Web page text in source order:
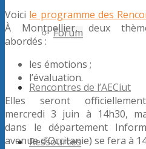
Forum
Rencontres de l’AECiut
Ressources
Voici le programme des
À Montpellier, deux
abordés :
les émotions ;
l’évaluation.
Elles seront
mercredi 3 juin à 14h30,
dans le département
avenue d’Occitanie) se fera à